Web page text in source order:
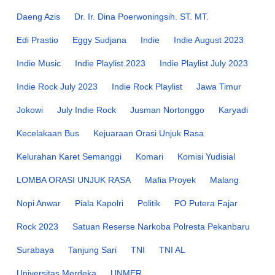
Daeng Azis Dr. Ir. Dina Poerwoningsih. ST. MT.
Edi Prastio Eggy Sudjana Indie Indie August 2023
Indie Music Indie Playlist 2023 Indie Playlist July 2023
Indie Rock July 2023 Indie Rock Playlist Jawa Timur
Jokowi July Indie Rock Jusman Nortonggo Karyadi
Kecelakaan Bus Kejuaraan Orasi Unjuk Rasa
Kelurahan Karet Semanggi Komari Komisi Yudisial
LOMBA ORASI UNJUK RASA Mafia Proyek Malang
Nopi Anwar Piala Kapolri Politik PO Putera Fajar
Rock 2023 Satuan Reserse Narkoba Polresta Pekanbaru
Surabaya Tanjung Sari TNI TNI AL
Universitas Merdeka UNMER